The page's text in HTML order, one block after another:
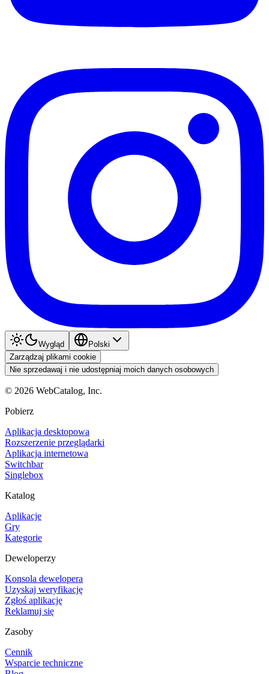
Wygląd
Polski
Zarządzaj plikami cookie
Nie sprzedawaj i nie udostępniaj moich danych osobowych
© 2026 WebCatalog, Inc.
Pobierz
Aplikacja desktopowa
Rozszerzenie przeglądarki
Aplikacja internetowa
Switchbar
Singlebox
Katalog
Aplikacje
Gry
Kategorie
Deweloperzy
Konsola dewelopera
Uzyskaj weryfikację
Zgłoś aplikację
Reklamuj się
Zasoby
Cennik
Wsparcie techniczne